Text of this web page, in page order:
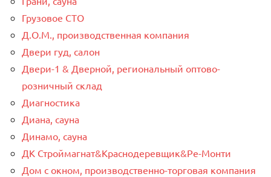
Грузовое СТО
Д.О.М., производственная компания
Двери гуд, салон
Двери-1 & Дверной, региональный оптово-
розничный склад
Диагностика
Диана, сауна
Динамо, сауна
ДК Строймагнат&Краснодеревщик&Ре-Монти
Дом с окном, производственно-торговая компания